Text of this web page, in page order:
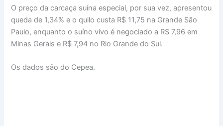
O preço da carcaça suína especial, por sua vez, apresentou
queda de 1,34% e o quilo custa R$ 11,75 na Grande São
Paulo, enquanto o suíno vivo é negociado a R$ 7,96 em
Minas Gerais e R$ 7,94 no Rio Grande do Sul.
Os dados são do Cepea.